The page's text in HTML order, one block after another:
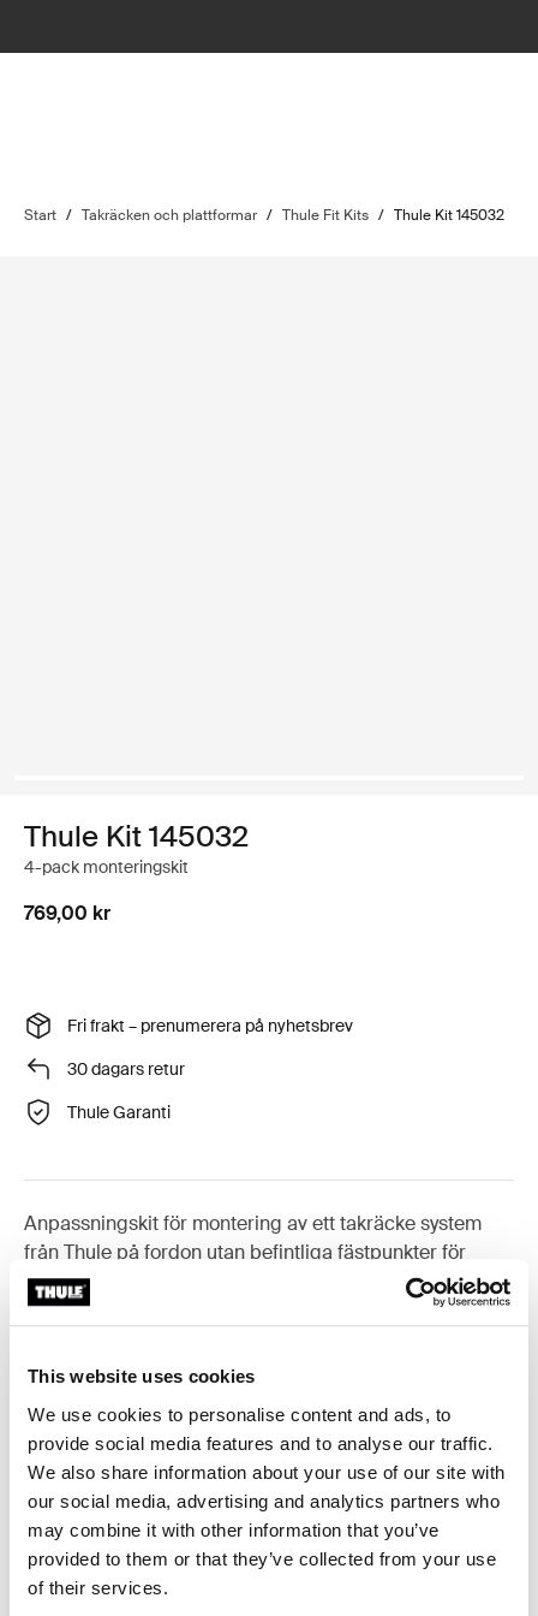
This website uses cookies
We use cookies to personalise content and ads, to
provide social media features and to analyse our traffic.
We also share information about your use of our site with
our social media, advertising and analytics partners who
may combine it with other information that you’ve
provided to them or that they’ve collected from your use
of their services.
Start / Takräcken och plattformar / Thule Fit Kits / Thule Kit 145032
Thule Kit 145032
4-pack monteringskit
769,00 kr
Fri frakt – prenumerera på nyhetsbrev
30 dagars retur
Thule Garanti
Anpassningskit för montering av ett takräcke system
från Thule på fordon utan befintliga fästpunkter för
takräcke eller fabriksmonterade räcken.
Toggle features
Alla funktioner
Toggle techspec
Tekniska specifikationer
Toggle guides and instructions
Instruktioner